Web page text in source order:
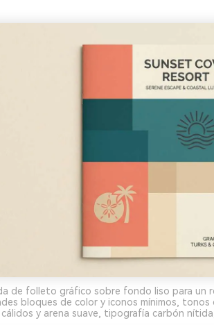
de folleto gráfico sobre fondo liso para un
bloques de color y iconos mínimos,
y arena suave, tipografía carbón